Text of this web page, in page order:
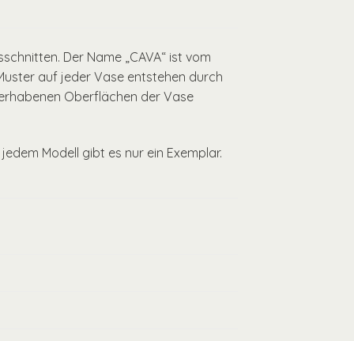
Der Name „CAVA“ ist vom
auf jeder Vase entstehen durch
Oberflächen der Vase
Modell gibt es nur ein Exemplar.